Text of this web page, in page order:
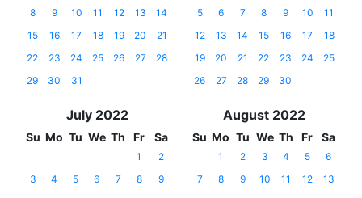
8
9 10 11 12 13
14
15
16 17 18 19 20
21
22
23 24 25 26 27
28
29
30 31
5
6 7 8 9 10
11
12
13 14 15 16 17
18
19
20 21 22 23 24
25
26
27 28 29 30
July 2022
Su Mo Tu We Th Fr Sa
1
2
3
4 5 6 7 8
9
August 2022
Su Mo Tu We Th Fr Sa
1 2 3 4 5
6
7
8 9 10 11 12
13